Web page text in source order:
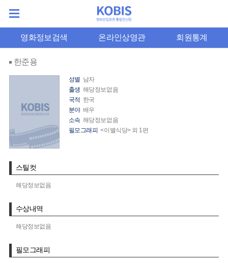
영화정보검색 온라인상영관 회원통계
한준용
성별 남자
출생 해당정보없음
국적 한국
분야 배우
소속 해당정보없음
필모그래피 <이별식당> 외 1편
스틸컷
해당정보없음
수상내역
해당정보없음
필모그래피